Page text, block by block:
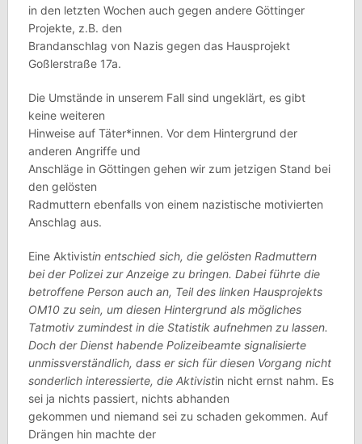
in den letzten Wochen auch gegen andere Göttinger
Projekte, z.B. den
Brandanschlag von Nazis gegen das Hausprojekt
Goßlerstraße 17a.
Die Umstände in unserem Fall sind ungeklärt, es gibt
keine weiteren
Hinweise auf Täter*innen. Vor dem Hintergrund der
anderen Angriffe und
Anschläge in Göttingen gehen wir zum jetzigen Stand bei
den gelösten
Radmuttern ebenfalls von einem nazistische motivierten
Anschlag aus.
Eine Aktivistin entschied sich, die gelösten Radmuttern
bei der Polizei zur Anzeige zu bringen. Dabei führte die
betroffene Person auch an, Teil des linken Hausprojekts
OM10 zu sein, um diesen Hintergrund als mögliches
Tatmotiv zumindest in die Statistik aufnehmen zu lassen.
Doch der Dienst habende Polizeibeamte signalisierte
unmissverständlich, dass er sich für diesen Vorgang nicht
sonderlich interessierte, die Aktivistin nicht ernst nahm. Es
sei ja nichts passiert, nichts abhanden
gekommen und niemand sei zu schaden gekommen. Auf
Drängen hin machte der